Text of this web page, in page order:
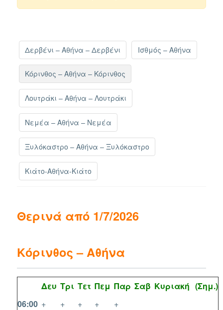
Δερβένι – Αθήνα – Δερβένι Ισθμός – Αθήνα
Κόρινθος – Αθήνα – Κόρινθος
Λουτράκι – Αθήνα – Λουτράκι
Νεμέα – Αθήνα – Νεμέα
Ξυλόκαστρο – Αθήνα – Ξυλόκαστρο
Κιάτο-Αθήνα-Κιάτο
Θερινά από 1/7/2026
Κόρινθος – Αθήνα
Δευ Τρι Τετ Πεμ Παρ Σαβ Κυριακή (Σημ.)
06:00 + + + +
+